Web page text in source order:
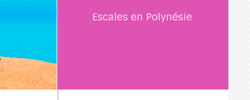
Escales en Polynésie